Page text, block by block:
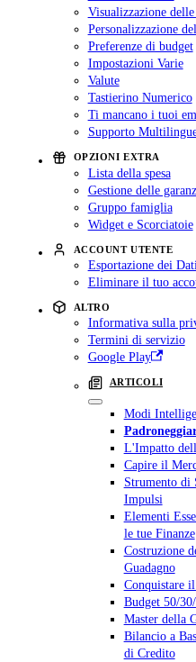
Visualizzazione
Personalizzazione
Preferenze di budget
Impostazioni Varie
Valute
Tastierino Numerico
Ti mancano i tuoi
Supporto
OPZIONI EXTRA
Lista della spesa
Gestione delle
Gruppo famiglia
Widget e Scorciatoie
ACCOUNT UTENTE
Esportazione dei Dati
Eliminare il tuo
ALTRO
Informativa sulla
Termini di servizio
Google Play
ARTICOLI
Modi
L'Impatto
Capire il
Strumento di
Impulsi
Elementi
le tue Finanze
Costruzione
Guadagno
Conquistare
Budget 50/
Master della
Bilancio a
di Credito